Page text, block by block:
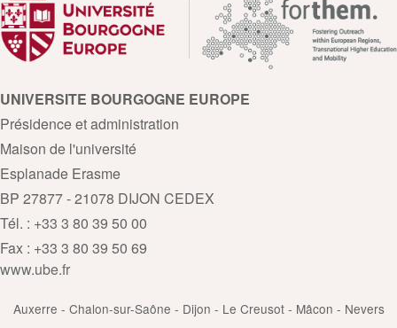
UNIVERSITE BOURGOGNE EUROPE
Présidence et administration
Maison de l'université
Esplanade Erasme
BP 27877 - 21078 DIJON CEDEX
Tél. : +33 3 80 39 50 00
Fax : +33 3 80 39 50 69
www.ube.fr
Auxerre - Chalon-sur-Saône - Dijon - Le Creusot - Mâcon - Nevers